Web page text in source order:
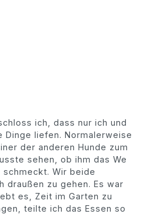
ich, dass nur ich und
liefen. Normalerweise
der anderen Hunde zum
sehen, ob ihm das We
Wir beide
draußen zu gehen. Es war
es, Zeit im Garten zu
teilte ich das Essen so